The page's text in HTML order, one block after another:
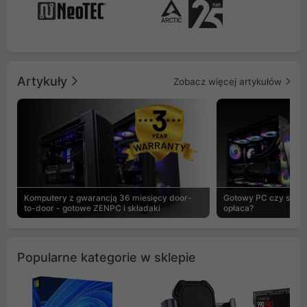
Artykuły Zobacz więcej artykułów
Komputery z gwarancją 36 miesięcy door-
to-door - gotowe ZENPC i składaki
Gotowy PC czy
opłaca?
Popularne kategorie w sklepie